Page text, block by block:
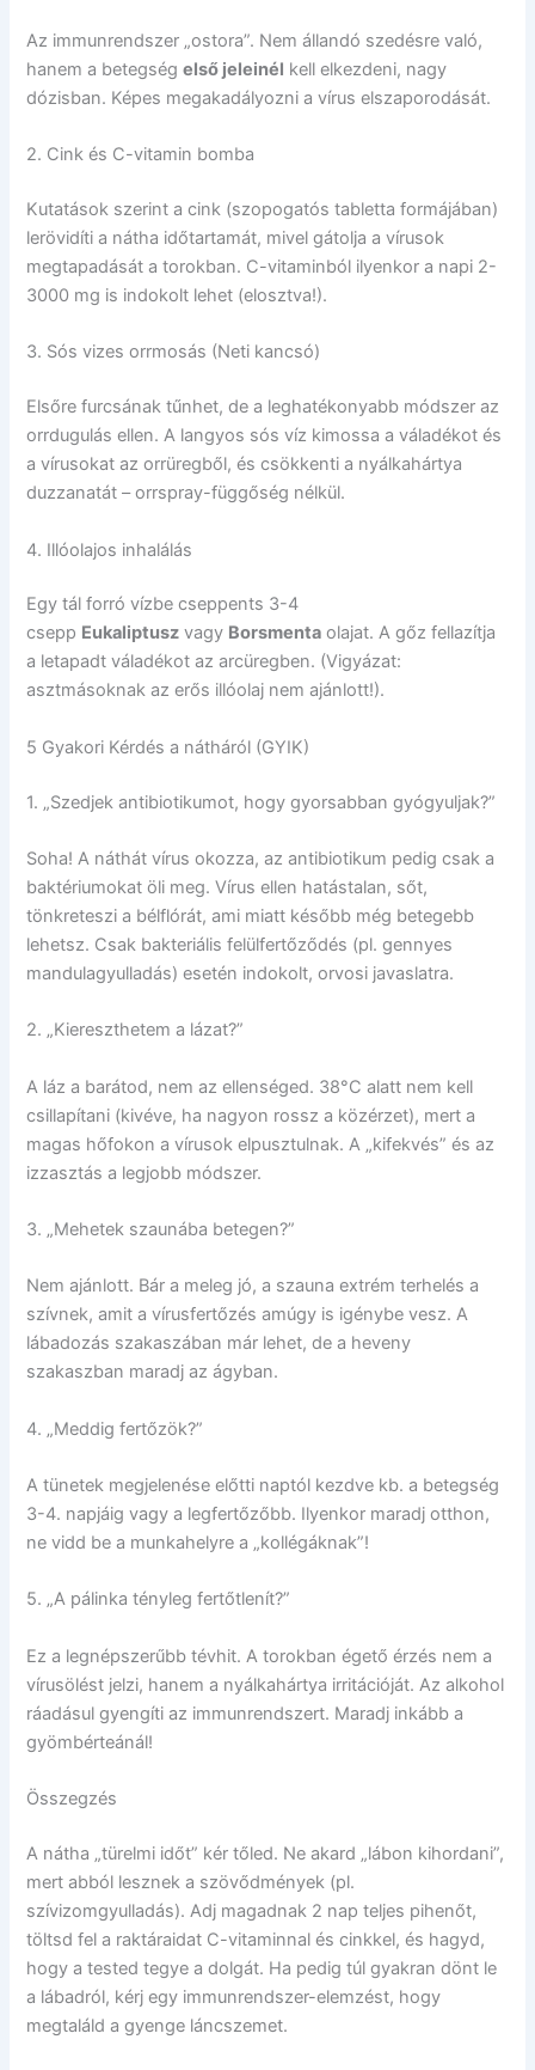
Az immunrendszer „ostora”. Nem állandó szedésre való,
hanem a betegségelső jeleinél kell elkezdeni, nagy
dózisban. Képes megakadályozni a vírus elszaporodását.
2. Cink és C-vitamin bomba
Kutatások szerint a cink (szopogatós tabletta formájában)
lerövidíti a nátha időtartamát, mivel gátolja a vírusok
megtapadását a torokban. C-vitaminból ilyenkor a napi 2-
3000 mg is indokolt lehet (elosztva!).
3. Sós vizes orrmosás (Neti kancsó)
Elsőre furcsának tűnhet, de a leghatékonyabb módszer az
orrdugulás ellen. A langyos sós víz kimossa a váladékot és
a vírusokat az orrüregből, és csökkenti a nyálkahártya
duzzanatát – orrspray-függőség nélkül.
4. Illóolajos inhalálás
Egy tál forró vízbe cseppents 3-4
csepp Eukaliptusz vagy Borsmenta olajat. A gőz fellazítja
a letapadt váladékot az arcüregben. (Vigyázat:
asztmásoknak az erős illóolaj nem ajánlott!).
5 Gyakori Kérdés a nátháról (GYIK)
1. „Szedjek antibiotikumot, hogy gyorsabban gyógyuljak?”
Soha! A náthát vírus okozza, az antibiotikum pedig csak a
baktériumokat öli meg. Vírus ellen hatástalan, sőt,
tönkreteszi a bélflórát, ami miatt később még betegebb
lehetsz. Csak bakteriális felülfertőződés (pl. gennyes
mandulagyulladás) esetén indokolt, orvosi javaslatra.
2. „Kiereszthetem a lázat?”
A láz a barátod, nem az ellenséged. 38°C alatt nem kell
csillapítani (kivéve, ha nagyon rossz a közérzet), mert a
magas hőfokon a vírusok elpusztulnak. A „kifekvés” és az
izzasztás a legjobb módszer.
3. „Mehetek szaunába betegen?”
Nem ajánlott. Bár a meleg jó, a szauna extrém terhelés a
szívnek, amit a vírusfertőzés amúgy is igénybe vesz. A
lábadozás szakaszában már lehet, de a heveny
szakaszban maradj az ágyban.
4. „Meddig fertőzök?”
A tünetek megjelenése előtti naptól kezdve kb. a betegség
3-4. napjáig vagy a legfertőzőbb. Ilyenkor maradj otthon,
ne vidd be a munkahelyre a „kollégáknak”!
5. „A pálinka tényleg fertőtlenít?”
Ez a legnépszerűbb tévhit. A torokban égető érzés nem a
vírusölést jelzi, hanem a nyálkahártya irritációját. Az alkohol
ráadásul gyengíti az immunrendszert. Maradj inkább a
gyömbérteánál!
Összegzés
A nátha „türelmi időt” kér tőled. Ne akard „lábon kihordani”,
mert abból lesznek a szövődmények (pl.
szívizomgyulladás). Adj magadnak 2 nap teljes pihenőt,
töltsd fel a raktáraidat C-vitaminnal és cinkkel, és hagyd,
hogy a tested tegye a dolgát. Ha pedig túl gyakran dönt le
a lábadról, kérj egy immunrendszer-elemzést, hogy
megtaláld a gyenge láncszemet.